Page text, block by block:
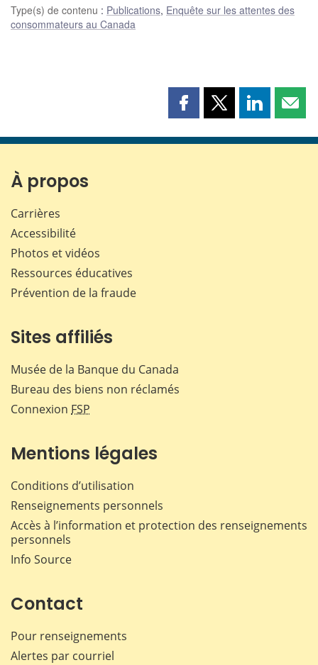
Type(s) de contenu : Publications, Enquête sur les attentes des
consommateurs au Canada
Partager
page
Partager
page
Partager
page page
À propos
Carrières
Accessibilité
Photos et vidéos
Ressources éducatives
Prévention de la fraude
Sites affiliés
Musée de la Banque du Canada
Bureau des biens non réclamés
Connexion FSP
Mentions légales
Conditions d’utilisation
Renseignements personnels
Accès à l’information et protection des renseignements
personnels
Info Source
Contact
Pour renseignements
Alertes par courriel